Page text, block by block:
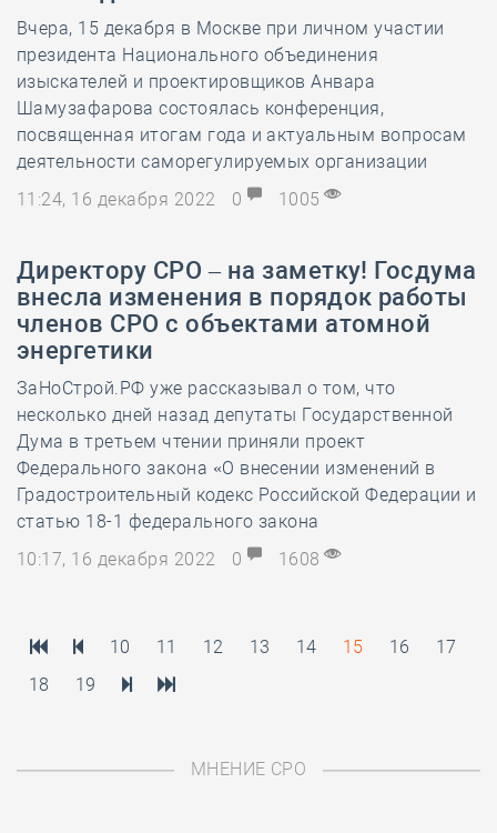
Вчера, 15 декабря в Москве при личном участии
президента Национального объединения
изыскателей и проектировщиков Анвара
Шамузафарова состоялась конференция,
посвященная итогам года и актуальным вопросам
деятельности саморегулируемых организации
11:24, 16 декабря 2022
0 1005
Директору СРО – на заметку! Госдума
внесла изменения в порядок работы
членов СРО с объектами атомной
энергетики
ЗаНоСтрой.РФ уже рассказывал о том, что
несколько дней назад депутаты Государственной
Дума в третьем чтении приняли проект
Федерального закона «О внесении изменений в
Градостроительный кодекс Российской Федерации и
статью 18-1 федерального закона
10:17, 16 декабря 2022
0 1608
10 11 12 13 14 15 16
17
18
19
МНЕНИЕ СРО